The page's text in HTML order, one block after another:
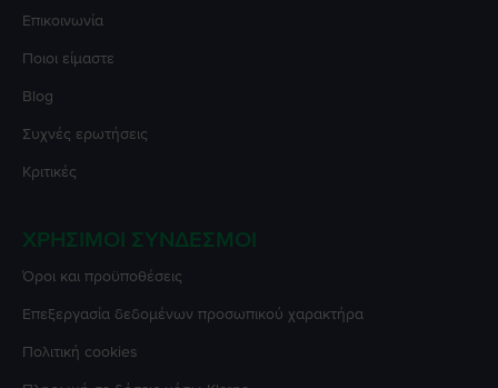
Επικοινωνία
Ποιοι είμαστε
Blog
Συχνές ερωτήσεις
Κριτικές
ΧΡΉΣΙΜΟΙ ΣΎΝΔΕΣΜΟΙ
Όροι και προϋποθέσεις
Επεξεργασία δεδομένων προσωπικού χαρακτήρα
Πολιτική cookies